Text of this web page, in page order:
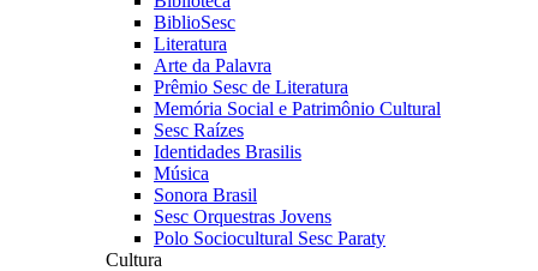
BiblioSesc
Literatura
Arte da Palavra
Prêmio Sesc de Literatura
Memória Social e Patrimônio Cultural
Sesc Raízes
Identidades Brasilis
Música
Sonora Brasil
Sesc Orquestras Jovens
Polo Sociocultural Sesc Paraty
Cultura